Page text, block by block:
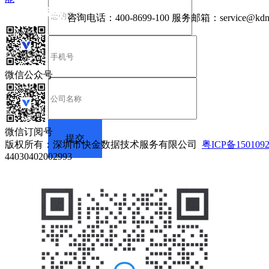
咨询电话： 400-8699-100 服务邮箱：
微信公众号
微信订阅号
版权所有：深圳市快金数据技术服务有限公司 粤ICP备
44030402002993